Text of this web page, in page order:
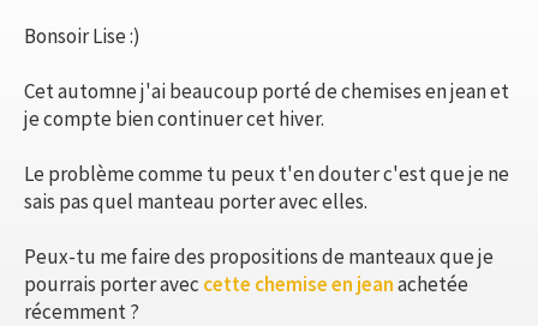
Bonsoir Lise :)
Cet automne j'ai beaucoup porté de chemises en jean et
je compte bien continuer cet hiver.
Le problème comme tu peux t'en douter c'est que je ne
sais pas quel manteau porter avec elles.
Peux-tu me faire des propositions de manteaux que je
pourrais porter avec cette chemise en jeanachetée
récemment ?